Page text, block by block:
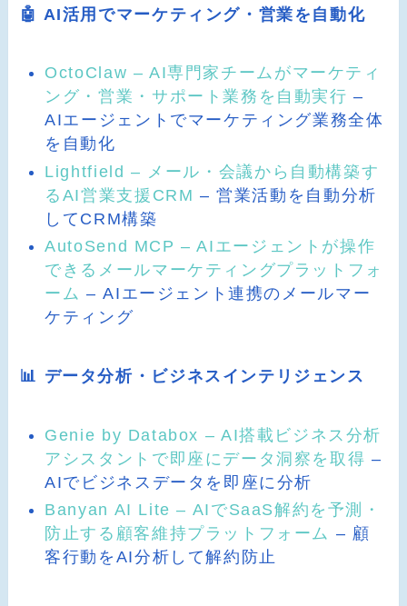
🤖 AI活用でマーケティング・営業を自動化
OctoClaw – AI専門家チームがマーケティ
ング・営業・サポート業務を自動実行 –
AIエージェントでマーケティング業務全体
を自動化
Lightfield – メール・会議から自動構築す
るAI営業支援CRM – 営業活動を自動分析
してCRM構築
AutoSend MCP – AIエージェントが操作
できるメールマーケティングプラットフォ
ーム – AIエージェント連携のメールマー
ケティング
📊 データ分析・ビジネスインテリジェンス
Genie by Databox – AI搭載ビジネス分析
アシスタントで即座にデータ洞察を取得 –
AIでビジネスデータを即座に分析
Banyan AI Lite – AIでSaaS解約を予測・
防止する顧客維持プラットフォーム – 顧
客行動をAI分析して解約防止